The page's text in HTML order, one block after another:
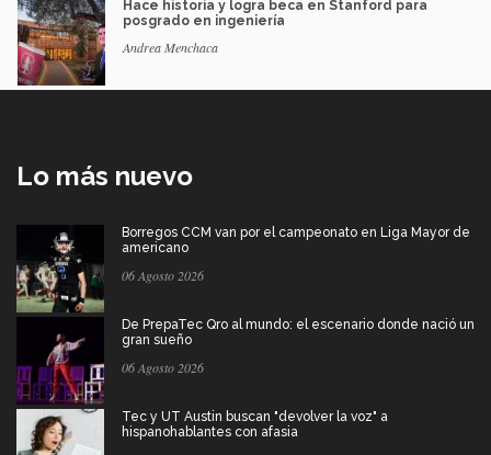
Hace historia y logra beca en Stanford para
posgrado en ingeniería
Andrea Menchaca
Lo más nuevo
Borregos CCM van por el campeonato en Liga Mayor de
americano
06 Agosto 2026
De PrepaTec Qro al mundo: el escenario donde nació un
gran sueño
06 Agosto 2026
Tec y UT Austin buscan "devolver la voz" a
hispanohablantes con afasia